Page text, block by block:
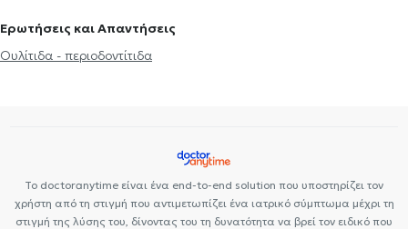
Ερωτήσεις και Απαντήσεις
Ουλίτιδα - περιοδοντίτιδα
Το doctoranytime είναι ένα end-to-end solution που υποστηρίζει τον
χρήστη από τη στιγμή που αντιμετωπίζει ένα ιατρικό σύμπτωμα μέχρι τη
στιγμή της λύσης του, δίνοντας του τη δυνατότητα να βρεί τον ειδικό που